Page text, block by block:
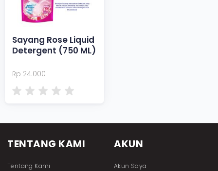
Sayang Rose Liquid
Detergent (750 ML)
Rp 24.000
TENTANG KAMI
Tentang Kami
AKUN
Akun Saya